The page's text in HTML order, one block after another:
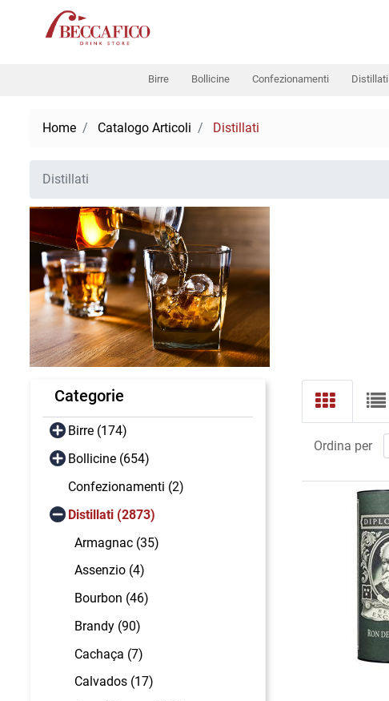
Birre Bollicine Confezionamenti Distillati
Home Catalogo Articoli Distillati
Distillati
Categorie
Birre (174)
Bollicine (654)
Confezionamenti (2)
Distillati (2873)
Armagnac (35)
Assenzio (4)
Bourbon (46)
Brandy (90)
Cachaça (7)
Calvados (17)
Ordina per